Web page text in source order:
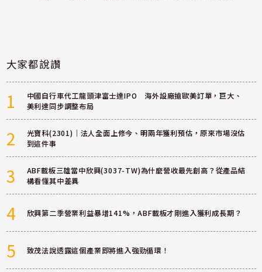
大家都說讚
1
中國自行車代工龍頭津富士達IPO 海外設廠搶歐美訂單，巨大、
美利達同步調整布局
2
光寶科(2301)｜法人全面上修今、明兩年獲利預估，原來市場沒估
到這件事
3
ABF載板三雄當中欣興(3037-TW)為什麼營收最先創高？從產品結
構看懂其中差異
4 欣興第二季營業利益暴增141%，ABF載板才剛進入獲利成長期？
5 致茂法說透露這個產業即將進入強勁循環！